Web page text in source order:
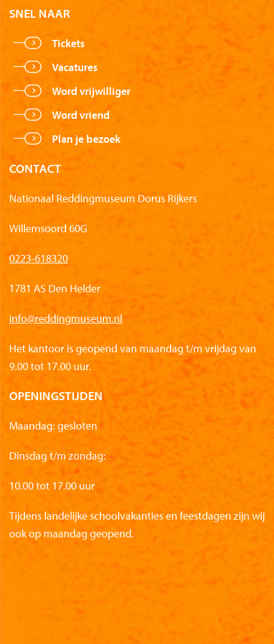
SNEL NAAR
Tickets
Vacatures
Word vrijwilliger
Word vriend
Plan je bezoek
CONTACT
Nationaal Reddingmuseum Dorus Rijkers
Willemsoord 60G
0223-618320
1781 AS Den Helder
info@reddingmuseum.nl
Het kantoor is geopend van maandag t/m vrijdag van
9.00 tot 17.00 uur.
OPENINGSTIJDEN
Maandag: gesloten
Dinsdag t/m zondag:
10.00 tot 17.00 uur
Tijdens landelijke schoolvakanties en feestdagen zijn wij
ook op maandag geopend.